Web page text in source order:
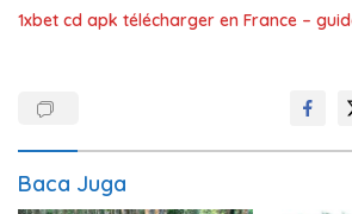
1xbet cd apk télécharger en France –
Baca Juga